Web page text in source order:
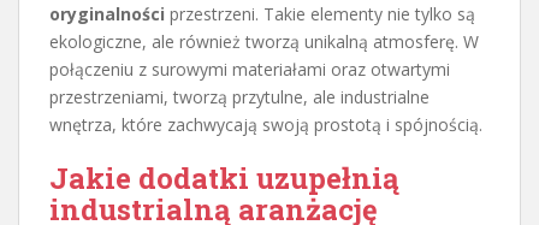
oryginalności przestrzeni. Takie elementy nie tylko są
ekologiczne, ale również tworzą unikalną atmosferę. W
połączeniu z surowymi materiałami oraz otwartymi
przestrzeniami, tworzą przytulne, ale industrialne
wnętrza, które zachwycają swoją prostotą i spójnością.
Jakie dodatki uzupełnią
industrialną aranżację